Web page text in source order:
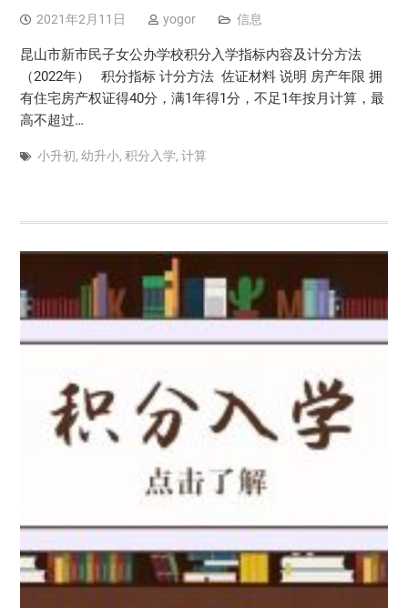
2021年2月11日 yogor 信息
昆山市新市民子女公办学校积分入学指标内容及计分方法
（2022年） 积分指标 计分方法 佐证材料 说明 房产年限 拥
有住宅房产权证得40分，满1年得1分，不足1年按月计算，最
高不超过…
小升初, 幼升小, 积分入学, 计算